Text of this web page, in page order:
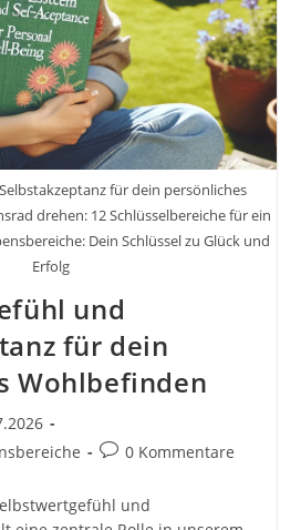
für dein persönliches
drehen: 12 Schlüsselbereiche für ein
Dein Schlüssel zu Glück und
Erfolg
und
für dein
Wohlbefinden
Beitrags-
0 Kommentare
und